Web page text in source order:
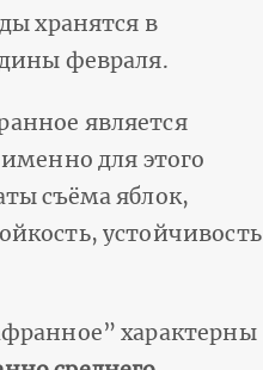
хранятся в
февраля.
является
для этого
съёма яблок,
характерны